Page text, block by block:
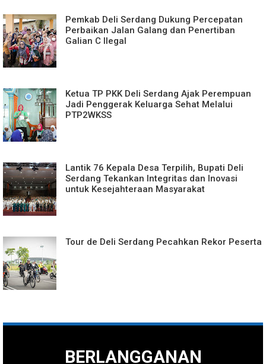
Pemkab Deli Serdang Dukung Percepatan
Perbaikan Jalan Galang dan Penertiban
Galian C Ilegal
Ketua TP PKK Deli Serdang Ajak Perempuan
Jadi Penggerak Keluarga Sehat Melalui
PTP2WKSS
Lantik 76 Kepala Desa Terpilih, Bupati Deli
Serdang Tekankan Integritas dan Inovasi
untuk Kesejahteraan Masyarakat
Tour de Deli Serdang Pecahkan Rekor Peserta
BERLANGGANAN